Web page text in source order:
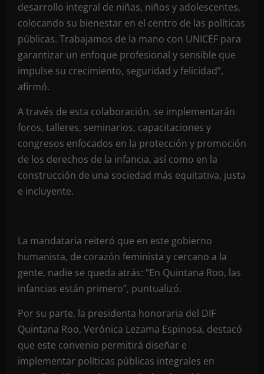
desarrollo integral de niñas, niños y adolescentes,
colocando su bienestar en el centro de las políticas
públicas. Trabajamos de la mano con UNICEF para
garantizar un enfoque profesional y sensible que
impulse su crecimiento, seguridad y felicidad”,
afirmó.
A través de esta colaboración, se implementarán
foros, talleres, seminarios, capacitaciones y
congresos enfocados en la protección y promoción
de los derechos de la infancia, así como en la
construcción de una sociedad más equitativa, justa
e incluyente.
La mandataria reiteró que en este gobierno
humanista, de corazón feminista y cercano a la
gente, nadie se queda atrás: “En Quintana Roo, las
infancias están primero”, puntualizó.
Por su parte, la presidenta honoraria del DIF
Quintana Roo, Verónica Lezama Espinosa, destacó
que este convenio permitirá diseñar e
implementar políticas públicas integrales en